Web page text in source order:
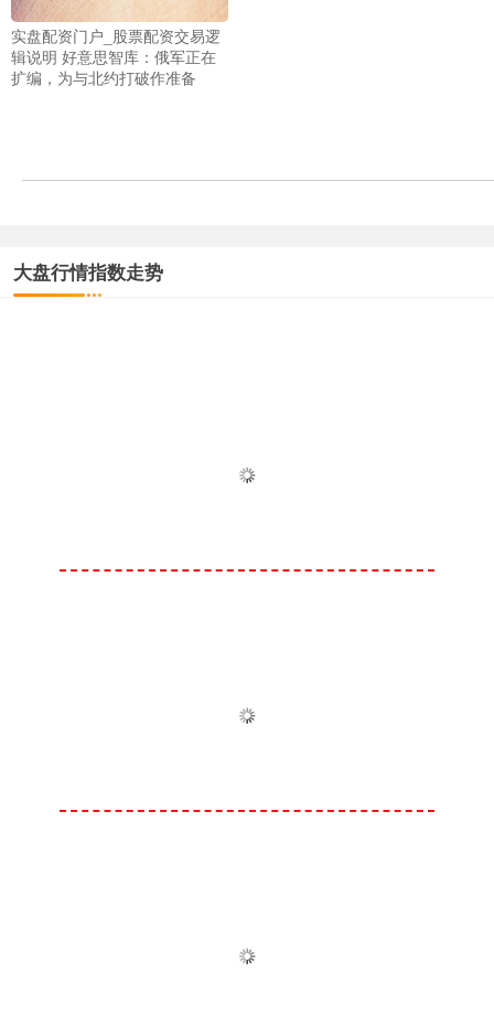
实盘配资门户_股票配资交易逻
辑说明 好意思智库：俄军正在
扩编，为与北约打破作准备
大盘行情指数走势